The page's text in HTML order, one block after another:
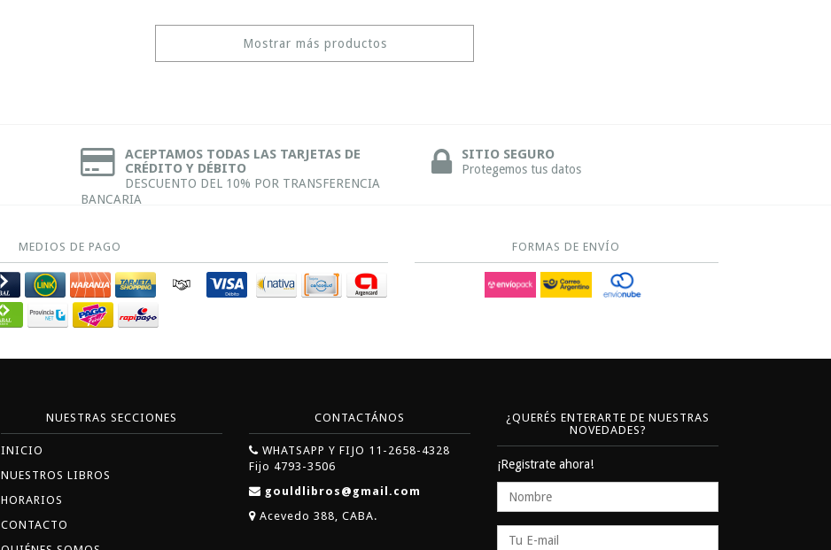
Mostrar más productos
ACEPTAMOS TODAS LAS TARJETAS DE
CRÉDITO Y DÉBITO
DESCUENTO DEL 10% POR TRANSFERENCIA
BANCARIA
SITIO SEGURO
Protegemos tus datos
MEDIOS DE PAGO FORMAS DE ENVÍO
NUESTRAS SECCIONES
INICIO
NUESTROS LIBROS
HORARIOS
CONTACTO
CONTACTÁNOS
WHATSAPP Y FIJO 11-2658-4328
Fijo 4793-3506
gouldlibros@gmail.com
Acevedo 388, CABA.
¿QUERÉS ENTERARTE DE NUESTRAS
NOVEDADES?
¡Registrate ahora!